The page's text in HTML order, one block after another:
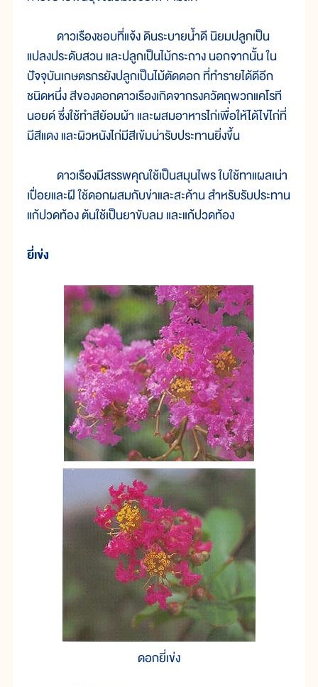
ดาวเรืองชอบที่แจ้ง ดินระบายน้ำดี นิยมปลูกเป็น
แปลงประดับสวน และปลูกเป็นไม้กระถาง นอกจากนั้น ใน
ปัจจุบันเกษตรกรยังปลูกเป็นไม้ตัดดอก ที่ทำรายได้ดีอีก
ชนิดหนึ่ง สีของดอกดาวเรืองเกิดจากรงควัตถุพวกแคโรที
นอยด์ ซึ่งใช้ทำสีย้อมผ้า และผสมอาหารไก่เพื่อให้ได้ไข่ไก่ที่
มีสีแดง และผิวหนังไก่มีสีเข้มน่ารับประทานยิ่งขึ้น
ดาวเรืองมีสรรพคุณใช้เป็นสมุนไพร ใบใช้ทาแผลเน่า
เปื่อยและฝี ใช้ดอกผสมกับข่าและสะค้าน สำหรับรับประทาน
แก้ปวดท้อง ต้นใช้เป็นยาขับลม และแก้ปวดท้อง
ยี่เข่ง
ดอกยี่เข่ง